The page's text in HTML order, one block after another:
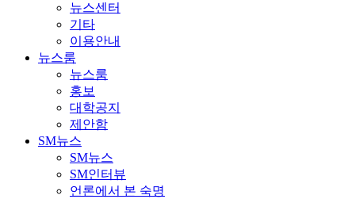
뉴스센터
기타
이용안내
뉴스룸
뉴스룸
홍보
대학공지
제안함
SM뉴스
SM뉴스
SM인터뷰
언론에서 본 숙명